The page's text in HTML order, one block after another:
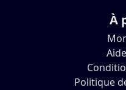
À
Politique